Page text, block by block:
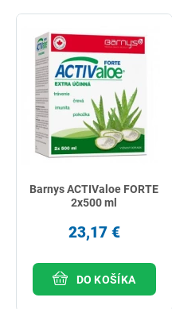
Barnys ACTIValoe FORTE
2x500 ml
23,17 €
DO KOŠÍKA